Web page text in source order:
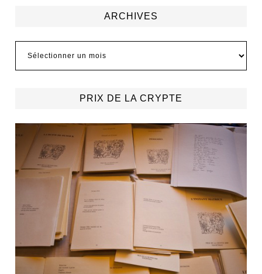
ARCHIVES
PRIX DE LA CRYPTE